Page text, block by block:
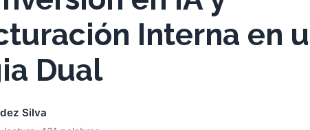
Interna en
Dual
Silva